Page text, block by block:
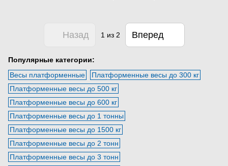
Назад 1из 2 Вперед
Популярные категории:
Весы платформенные
Платформенные весы до 300 кг
Платформенные весы до 500 кг
Платформенные весы до 600 кг
Платформенные весы до 1 тонны
Платформенные весы до 1500 кг
Платформенные весы до 2 тонн
Платформенные весы до 3 тонн